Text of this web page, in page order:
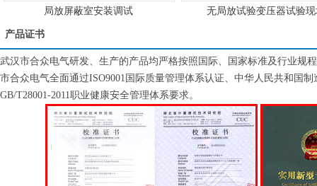
局放屏蔽室安装调试 无局放试验变压器试验
产品证书
武汉市合众电气研发、生产的产品均严格按照国际、国家标准及行业规
市合众电气全面通过ISO9001国际质量管理体系认证、中华人民共和国
GB/T28001-2011职业健康安全管理体系要求。